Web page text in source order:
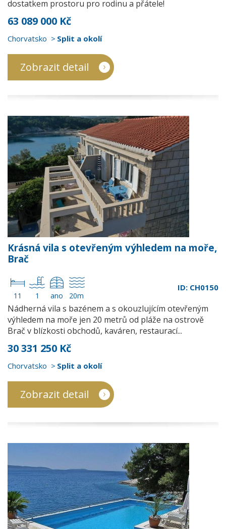
dostatkem prostoru pro rodinu a přátele!
63 089 000 Kč
Chorvatsko Split a okolí
Zobrazit detail
Krásná vila s otevřeným výhledem na moře,
Brač
11 1 ano 20m
ID: CH0150
Nádherná vila s bazénem a s okouzlujícím otevřeným
výhledem na moře jen 20 metrů od pláže na ostrově
Brač v blízkosti obchodů, kaváren, restaurací...
30 331 250 Kč
Chorvatsko Split a okolí
Zobrazit detail